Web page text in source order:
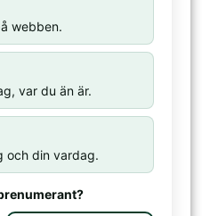
webben.
var du än är.
och din vardag.